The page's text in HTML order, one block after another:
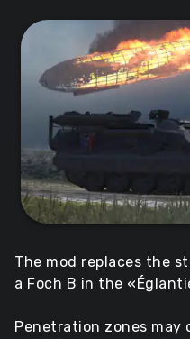
The mod replaces the
a Foch B in the
Penetration zones may